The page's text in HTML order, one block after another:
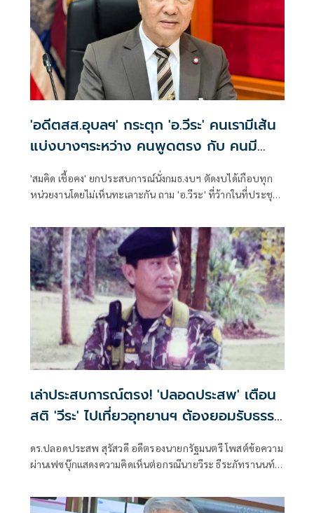
หน่วยงานที่เกี่ยวข้อง เร่งสนับสนุนการระงับเหตุ ตรวจสอบ
คุณภาพอากาศและสิ่งแวดล้อม รวมถึงแจ้งเตือนประชาชนอย่าง
ต่อเนื่องจนกว่าสถานการณ์จะคลี่คลาย
'อดีตสส.อุบลฯ' กระตุก 'อ.วีระ' คนเรามีเส้น
แบ่งบางๆระหว่าง คนพูดตรง กับ คนมี
มารยาท
'สมคิด เชื้อคง' ยกประสบการณ์นั่งกมธ.งบฯ ตัดงบได้เกือบทุก
หน่วยงานโดยไม่เห็นทะเลาะกัน ถาม 'อ.วีระ' ที่ว้ากในที่ประชุม
เกรงใจถูกหรือไม่ สอนมวย คนเรามีเส้นแบ่งบางๆระหว่าง คนพูด
ตรง กับ คนมีมารยาท
เล่าประสบการณ์ตรง! 'ปลอดประสพ' เตือน
สติ 'วีระ' ไปเที่ยวอุทยานฯ ต้องยอมรับธรรม
ดร.ปลอดประสพ สุรัสวดี อดีตรองนายกรัฐมนตรี โพสต์ข้อความ
ผ่านเฟซบุ๊กแสดงความคิดเห็นต่อกรณีนายวีระ ธีระภัทรานนท์
การบริหารจัดการอุทยานแห่งชาติว่าเลวทรามมาก โดย